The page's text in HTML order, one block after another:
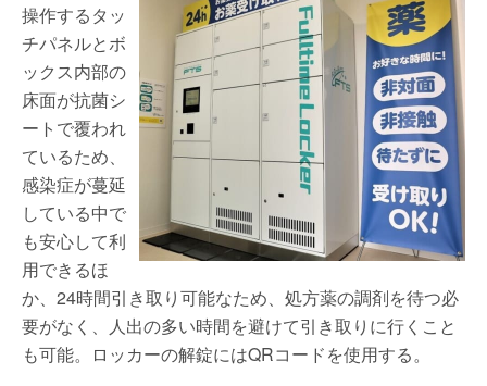
操作するタッ
チパネルとボ
ックス内部の
床面が抗菌シ
ートで覆われ
ているため、
感染症が蔓延
している中で
も安心して利
用できるほ
か、24時間引き取り可能なため、処方薬の調剤を待つ必
要がなく、人出の多い時間を避けて引き取りに行くこと
も可能。ロッカーの解錠にはQRコードを使用する。